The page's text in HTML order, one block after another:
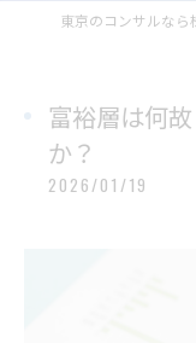
富裕層は何
か？
2026/01/19